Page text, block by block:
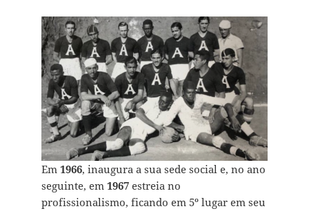
Em 1966, inaugura a sua sede social e, no ano
seguinte, em 1967estreia no
profissionalismo, ficando em 5º lugar em seu